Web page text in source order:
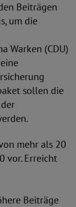
Beiträgen
um die
Warken (CDU)
sollen die
mehr als 20
vor. Erreicht
Beiträge